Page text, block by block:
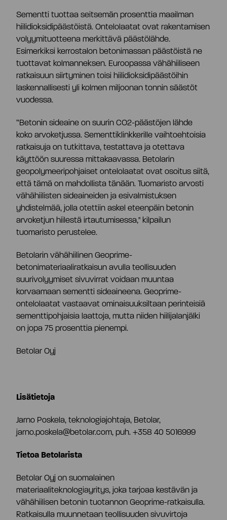
Tilintarkastaja
Hyväksytty neuvonantaja
Sementti tuottaa seitsemän prosenttia maailman
hiilidioksidipäästöistä. Ontelolaatat ovat rakentamisen
volyymituotteena merkittävä päästölähde.
Esimerkiksi kerrostalon betonimassan päästöistä ne
tuottavat kolmanneksen. Euroopassa vähähiiliseen
ratkaisuun siirtyminen toisi hiilidioksidipäästöihin
laskennallisesti yli kolmen miljoonan tonnin säästöt
vuodessa.
”Betonin sideaine on suurin CO2-päästöjen lähde
koko arvoketjussa. Sementtiklinkkerille vaihtoehtoisia
ratkaisuja on tutkittava, testattava ja otettava
käyttöön suuressa mittakaavassa. Betolarin
geopolymeeripohjaiset ontelolaatat ovat osoitus siitä,
että tämä on mahdollista tänään. Tuomaristo arvosti
vähähiilisten sideaineiden ja esivalmistuksen
yhdistelmää, jolla otettiin askel eteenpäin betonin
arvoketjun hiilestä irtautumisessa," kilpailun
tuomaristo perustelee.
Betolarin vähähiilinen Geoprime-
betonimateriaaliratkaisun avulla teollisuuden
suurivolyymiset sivuvirrat voidaan muuntaa
korvaamaan sementti sideaineena. Geoprime-
ontelolaatat vastaavat ominaisuuksiltaan perinteisiä
sementtipohjaisia laattoja, mutta niiden hiilijalanjälki
on jopa 75 prosenttia pienempi.
Betolar Oyj
Lisätietoja
Jarno Poskela, teknologiajohtaja, Betolar,
jarno.poskela@betolar.com, puh. +358 40 5016999
Tietoa Betolarista
Betolar Oyj on suomalainen
materiaaliteknologiayritys, joka tarjoaa kestävän ja
vähähiilisen betonin tuotannon Geoprime-ratkaisulla.
Ratkaisulla muunnetaan teollisuuden sivuvirtoja